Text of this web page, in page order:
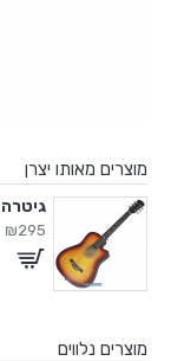
מוצרים מאותו יצרן
₪295
מוצרים נלווים